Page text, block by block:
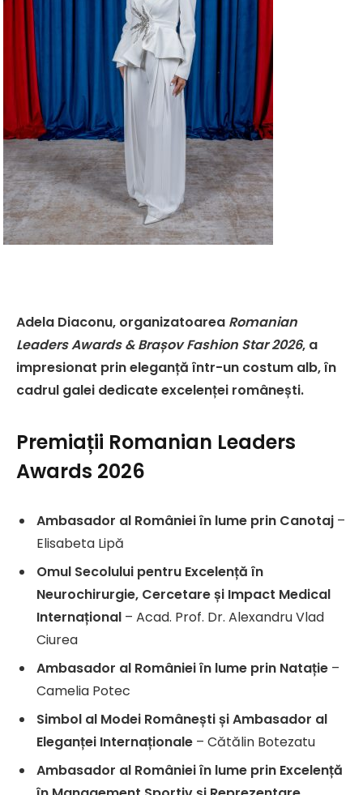
Adela Diaconu, organizatoarea Romanian
Leaders Awards & Brașov Fashion Star 2026, a
impresionat prin eleganță într-un costum alb, în
cadrul galei dedicate excelenței românești.
Premiații Romanian Leaders
Awards 2026
Ambasador al României în lume prin Canotaj –
Elisabeta Lipă
Omul Secolului pentru Excelență în
Neurochirurgie, Cercetare și Impact Medical
Internațional – Acad. Prof. Dr. Alexandru Vlad
Ciurea
Ambasador al României în lume prin Natație –
Camelia Potec
Simbol al Modei Românești și Ambasador al
Eleganței Internaționale – Cătălin Botezatu
Ambasador al României în lume prin Excelență